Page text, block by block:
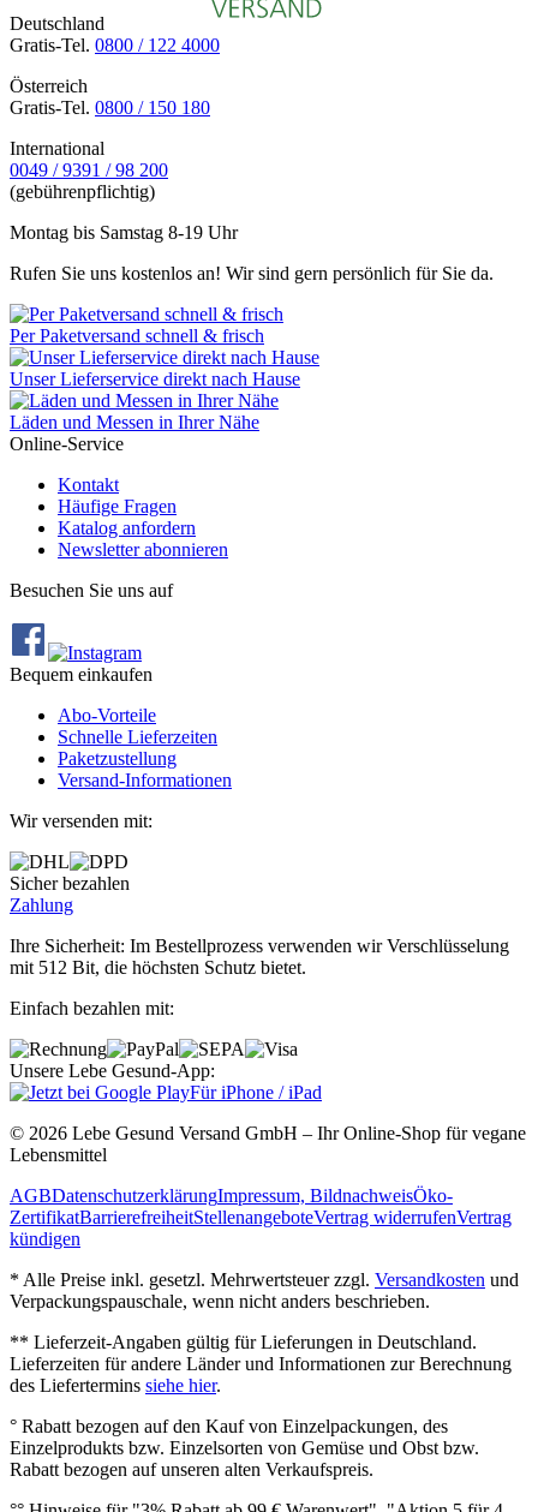
Deutschland
Gratis-Tel. 0800 / 122 4000
Österreich
Gratis-Tel. 0800 / 150 180
International
0049 / 9391 / 98 200
(gebührenpflichtig)
Montag bis Samstag 8-19 Uhr
Rufen Sie uns kostenlos an! Wir sind gern persönlich für Sie da.
Per Paketversand schnell & frisch
Unser Lieferservice direkt nach Hause
Läden und Messen in Ihrer Nähe
Online-Service
Kontakt
Häufige Fragen
Katalog anfordern
Newsletter abonnieren
Besuchen Sie uns auf
Bequem einkaufen
Abo‐Vorteile
Schnelle Lieferzeiten
Paketzustellung
Versand‐Informationen
Wir versenden mit:
Sicher bezahlen
Zahlung
Ihre Sicherheit: Im Bestellprozess verwenden wir Verschlüsselung
mit 512 Bit, die höchsten Schutz bietet.
Einfach bezahlen mit:
Unsere Lebe Gesund-App:
Für iPhone / iPad
© 2026 Lebe Gesund Versand GmbH – Ihr Online‐Shop für vegane
Lebensmittel
AGBDatenschutzerklärungImpressum, BildnachweisÖko‐
ZertifikatBarrierefreiheitStellenangeboteVertrag widerrufenVertrag
kündigen
* Alle Preise inkl. gesetzl. Mehrwertsteuer zzgl. Versandkosten und
Verpackungspauschale, wenn nicht anders beschrieben.
** Lieferzeit‐Angaben gültig für Lieferungen in Deutschland.
Lieferzeiten für andere Länder und Informationen zur Berechnung
des Liefertermins siehe hier.
° Rabatt bezogen auf den Kauf von Einzelpackungen, des
Einzelprodukts bzw. Einzelsorten von Gemüse und Obst bzw.
Rabatt bezogen auf unseren alten Verkaufspreis.